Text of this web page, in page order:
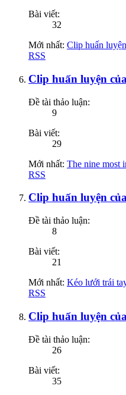
Bài viết:
32
Mới nhất: Clip huấn
RSS
Clip huấn luyện
Đề tài thảo luận:
9
Bài viết:
29
Mới nhất: The nine most
RSS
Clip huấn luyện
Đề tài thảo luận:
8
Bài viết:
21
Mới nhất: Kéo lưới trái
RSS
Clip huấn luyện
Đề tài thảo luận:
26
Bài viết:
35